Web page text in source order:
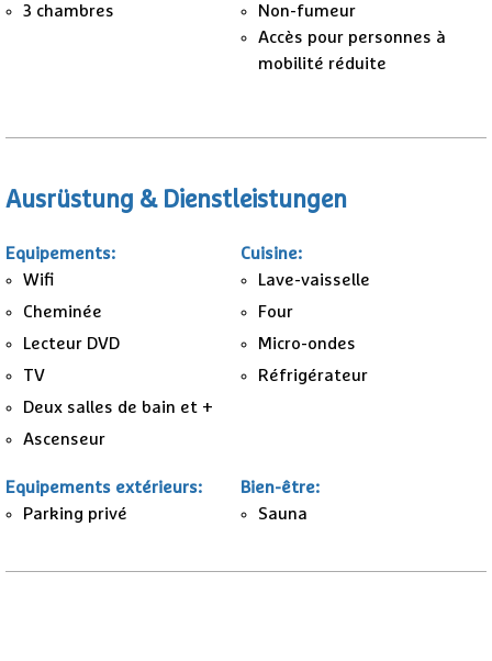
3 chambres
Non-fumeur
Accès pour personnes à
mobilité réduite
Ausrüstung & Dienstleistungen
Equipements:
Wifi
Cheminée
Lecteur DVD
TV
Deux salles de bain et +
Ascenseur
Cuisine:
Lave-vaisselle
Four
Micro-ondes
Réfrigérateur
Equipements extérieurs:
Parking privé
Bien-être:
Sauna